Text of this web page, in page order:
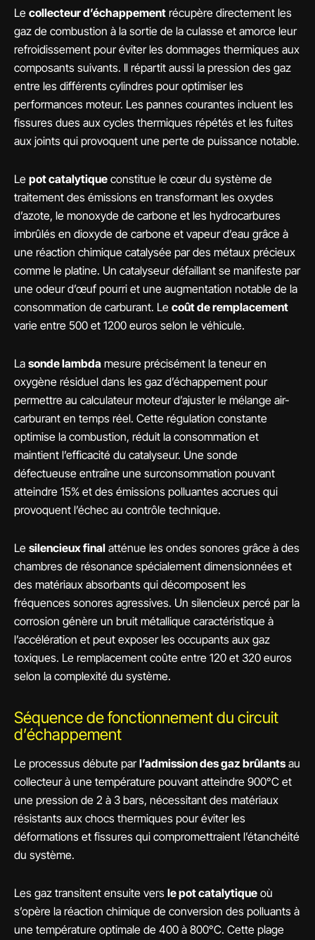
Le collecteur d’échappement récupère directement les
gaz de combustion à la sortie de la culasse et amorce leur
refroidissement pour éviter les dommages thermiques aux
composants suivants. Il répartit aussi la pression des gaz
entre les différents cylindres pour optimiser les
performances moteur. Les pannes courantes incluent les
fissures dues aux cycles thermiques répétés et les fuites
aux joints qui provoquent une perte de puissance notable.
Le pot catalytique constitue le cœur du système de
traitement des émissions en transformant les oxydes
d’azote, le monoxyde de carbone et les hydrocarbures
imbrûlés en dioxyde de carbone et vapeur d’eau grâce à
une réaction chimique catalysée par des métaux précieux
comme le platine. Un catalyseur défaillant se manifeste par
une odeur d’œuf pourri et une augmentation notable de la
consommation de carburant. Le coût de remplacement
varie entre 500 et 1200 euros selon le véhicule.
La sonde lambda mesure précisément la teneur en
oxygène résiduel dans les gaz d’échappement pour
permettre au calculateur moteur d’ajuster le mélange air-
carburant en temps réel. Cette régulation constante
optimise la combustion, réduit la consommation et
maintient l’efficacité du catalyseur. Une sonde
défectueuse entraîne une surconsommation pouvant
atteindre 15% et des émissions polluantes accrues qui
provoquent l’échec au contrôle technique.
Le silencieux final atténue les ondes sonores grâce à des
chambres de résonance spécialement dimensionnées et
des matériaux absorbants qui décomposent les
fréquences sonores agressives. Un silencieux percé par la
corrosion génère un bruit métallique caractéristique à
l’accélération et peut exposer les occupants aux gaz
toxiques. Le remplacement coûte entre 120 et 320 euros
selon la complexité du système.
Séquence de fonctionnement du circuit
d’échappement
Le processus débute parl’admission des gaz brûlantsau
collecteur à une température pouvant atteindre 900°C et
une pression de 2 à 3 bars, nécessitant des matériaux
résistants aux chocs thermiques pour éviter les
déformations et fissures qui compromettraient l’étanchéité
du système.
Les gaz transitent ensuite vers le pot catalytique où
s’opère la réaction chimique de conversion des polluants à
une température optimale de 400 à 800°C. Cette plage